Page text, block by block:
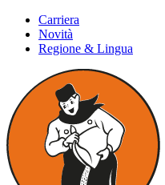
Carriera
Novità
Regione & Lingua